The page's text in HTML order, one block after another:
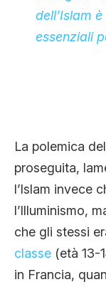
dell’Islam
essenziali
La polemica
proseguita,
l’Islam invece
l’Illuminismo,
che gli stessi
classe (età 13-
in Francia,